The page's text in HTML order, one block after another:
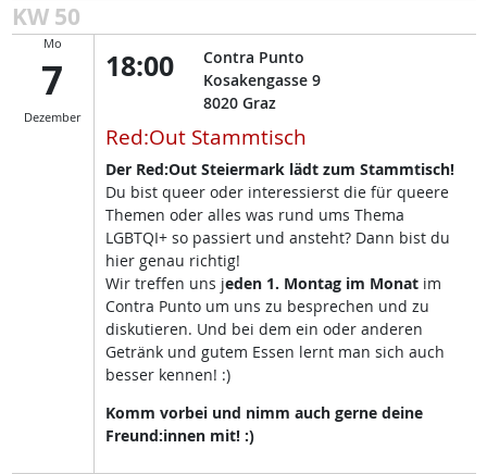
KW 50
Mo
7
Dezember
18:00
Contra Punto
Kosakengasse 9
8020 Graz
Red:Out Stammtisch
Der Red:Out Steiermark lädt zum Stammtisch!
Du bist queer oder interessierst die für queere
Themen oder alles was rund ums Thema
LGBTQI+ so passiert und ansteht? Dann bist du
hier genau richtig!
Wir treffen uns jeden 1. Montag im Monat im
Contra Punto um uns zu besprechen und zu
diskutieren. Und bei dem ein oder anderen
Getränk und gutem Essen lernt man sich auch
besser kennen! :)
Komm vorbei und nimm auch gerne deine
Freund:innen mit! :)